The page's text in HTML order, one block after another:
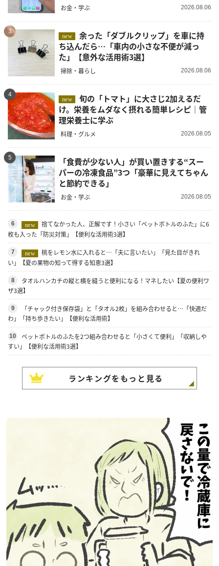
お金・学ぶ 2026.08.06
3
new
余った「ダブルクリップ」を車に持
ち込んだら…「車内の小さな不便が減っ
た」【意外な活用術3選】
掃除・暮らし 2026.08.06
4
new
旬の「トマト」に大さじ2加えるだ
け。栄養をムダなく摂れる簡単レシピ｜管
理栄養士に学ぶ
料理・グルメ 2026.08.05
5
「食費が少ない人」が買い置きする“スー
パーの冷凍食品”3つ「豪華に見えてちゃん
と節約できる」
お金・学ぶ 2026.08.05
6 new
捨てなかった人、正解です！小さい「ペットボトルのふた」に6
枚も入った「防災対策」【便利な活用術3選】
7 new
桃をレモン水に入れると…「夫に言いたい」「見た目がきれ
い」【夏の果物の知って得する知恵3選】
8
タオルハンカチの縦と横を縫うと便利になる！マネしたい【夏の便利ワ
ザ3選】
9
「チャック付き保存袋」と「タオル2枚」を組み合わせると…「快適だ
わ」「持ち歩きたい」【便利な活用術】
10
ペットボトルのふたを2つ組み合わせると「小さくて便利」「収納しや
すい」【便利な活用術3選】
ランキングをもっと見る